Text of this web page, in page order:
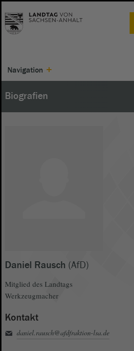
Navigation
Biografien
Daniel Rausch (AfD)
Mitglied des Landtags
Werkzeugmacher
Kontakt
daniel.rausch@afdfraktion-lsa.de